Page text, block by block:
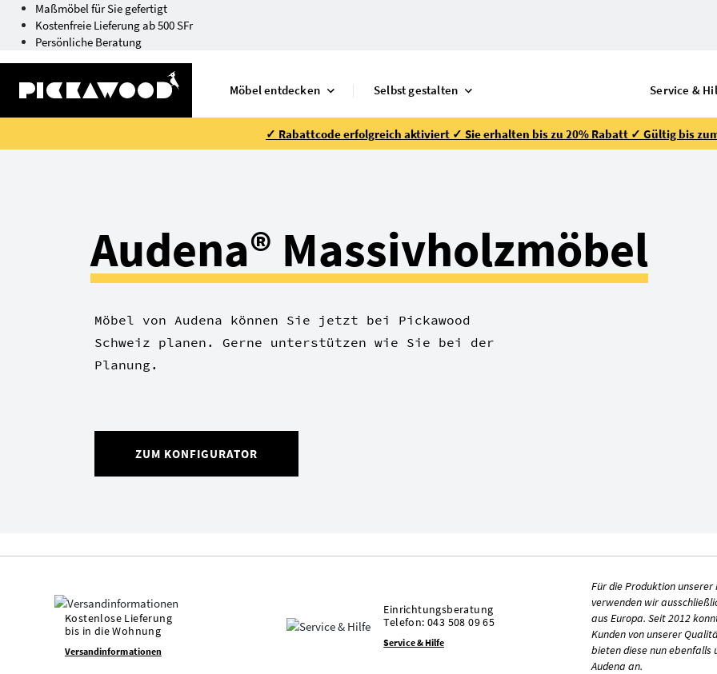
Maßmöbel für Sie gefertigt
Kostenfreie Lieferung ab 500 SFr
Persönliche Beratung
Möbel entdecken Selbst gestalten Service &
✓ Rabattcode erfolgreich aktiviert ✓ Sie erhalten bis zu 20% Rabatt ✓ Gültig bis
Audena® Massivholzmöbel
Möbel von Audena können Sie jetzt bei Pickawood
Schweiz planen. Gerne unterstützen wie Sie bei der
Planung.
ZUM KONFIGURATOR
Kostenlose Lieferung
bis in die Wohnung
Versandinformationen
Einrichtungsberatung
Telefon: 043 508 09 65
Service & Hilfe
Für die Produktion unserer
verwenden wir
aus Europa. Seit 2012
Kunden von unserer
bieten diese nun ebenfalls
Audena an.